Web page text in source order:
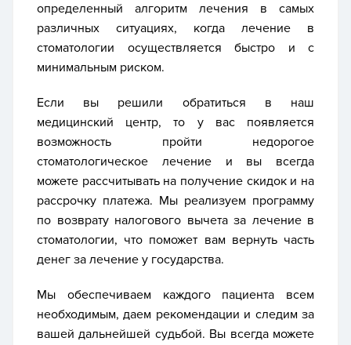
определенный алгоритм лечения в самых
различных ситуациях, когда лечение в
стоматологии осуществляется быстро и с
минимальным риском.
Если вы решили обратиться в наш
медицинский центр, то у вас появляется
возможность пройти недорогое
стоматологическое лечение и вы всегда
можете рассчитывать на получение скидок и на
рассрочку платежа. Мы реализуем программу
по возврату налогового вычета за лечение в
стоматологии, что поможет вам вернуть часть
денег за лечение у государства.
Мы обеспечиваем каждого пациента всем
необходимым, даем рекомендации и следим за
вашей дальнейшей судьбой. Вы всегда можете